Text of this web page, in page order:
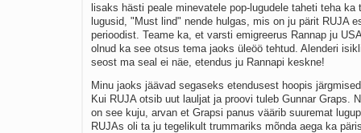
lisaks hästi peale minevatele pop-lugudele taheti teha ka
lugusid, "Must lind" nende hulgas, mis on ju pärit RUJA
perioodist. Teame ka, et varsti emigreerus Rannap ju
olnud ka see otsus tema jaoks üleöö tehtud. Alenderi
seost ma seal ei näe, etendus ju Rannapi keskne!
Minu jaoks jäävad segaseks etendusest hoopis
Kui RUJA otsib uut lauljat ja proovi tuleb Gunnar Graps.
on see kuju, arvan et Grapsi panus väärib suuremat
RUJAs oli ta ju tegelikult trummariks mõnda aega ka